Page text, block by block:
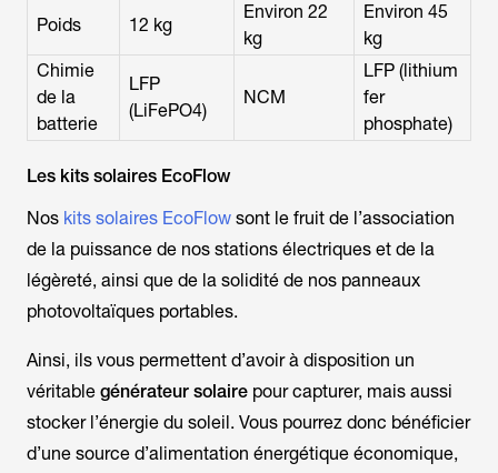
Poids 12 kg
Environ 22
kg
Environ 45
kg
Chimie
de la
batterie
LFP
(LiFePO4)
NCM
LFP (lithium
fer
phosphate)
Les kits solaires EcoFlow
Nos kits solaires EcoFlow sont le fruit de l’association
de la puissance de nos stations électriques et de la
légèreté, ainsi que de la solidité de nos panneaux
photovoltaïques portables.
Ainsi, ils vous permettent d’avoir à disposition un
véritable générateur solaire pour capturer, mais aussi
stocker l’énergie du soleil. Vous pourrez donc bénéficier
d’une source d’alimentation énergétique économique,